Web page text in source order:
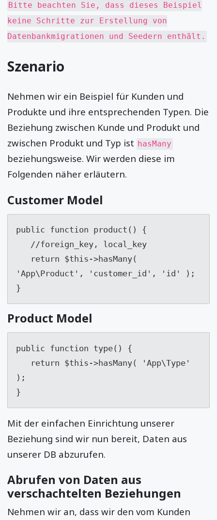
Bitte beachten Sie, dass dieses Beispiel
keine Schritte zur Erstellung von
Datenbankmigrationen und Seedern enthält.
Szenario
Nehmen wir ein Beispiel für Kunden und
Produkte und ihre entsprechenden Typen. Die
Beziehung zwischen Kunde und Produkt und
zwischen Produkt und Typ ist hasMany
beziehungsweise. Wir werden diese im
Folgenden näher erläutern.
Customer Model
public function product() {
'App\Product', 'customer_id', 'id' );
}
Product Model
public function type() {
);
}
Mit der einfachen Einrichtung unserer
Beziehung sind wir nun bereit, Daten aus
unserer DB abzurufen.
Abrufen von Daten aus
verschachtelten Beziehungen
Nehmen wir an, dass wir den vom Kunden